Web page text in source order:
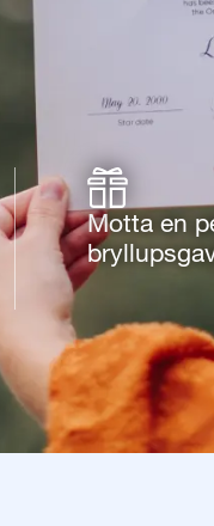
Motta en